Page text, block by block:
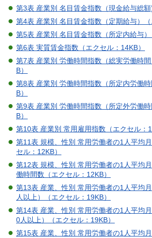
第3表 産業別 名目賃金指数（現金給与総額
第4表 産業別 名目賃金指数（定期給与）（
第5表 産業別 名目賃金指数（所定内給与）
第6表 実質賃金指数（エクセル：14KB）
第7表 産業別 労働時間指数（総実労働時
B）
第8表 産業別 労働時間指数（所定内労働
B）
第9表 産業別 労働時間指数（所定外労働
B）
第10表 産業別 常用雇用指数（エクセル：
第11表 規模、性別 常用労働者の1人平均
セル：12KB）
第12表 規模、性別 常用労働者の1人平均
働時間数（エクセル：12KB）
第13表 産業、性別 常用労働者の1人平均
人以上）（エクセル：19KB）
第14表 産業、性別 常用労働者の1人平均
0人以上）（エクセル：19KB）
第15表 産業、性別 常用労働者の1人平均